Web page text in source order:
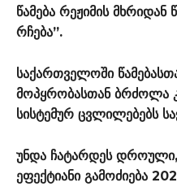
წამება რეჟიმის
რჩება”.
საქართველოში
მოპყრობასთან ბრძოლა
სისტემურ ცვლილებებს
უნდა ჩატარდეს
ეფექტიანი გამოძიება